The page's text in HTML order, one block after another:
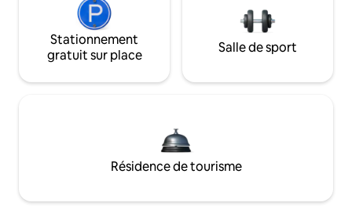
Stationnement
gratuit sur place
Salle de sport
Résidence de tourisme